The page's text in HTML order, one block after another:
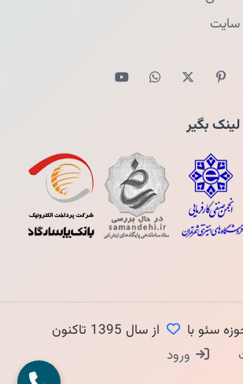
بگیر
سئو با
از سال 1395 تاکنون
ورود